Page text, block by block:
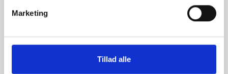
Marketing
Tillad alle
stk. tilgængelig